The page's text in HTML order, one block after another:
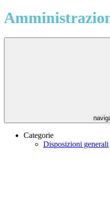
Categorie
Disposizioni generali